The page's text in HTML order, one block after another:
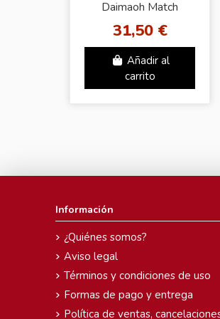
Daimaoh Match
31,50 €
Añadir al
carrito
Información
¿Quiénes somos?
Aviso legal
Términos y condiciones de uso
Formas de pago y entrega
Política de ventas,